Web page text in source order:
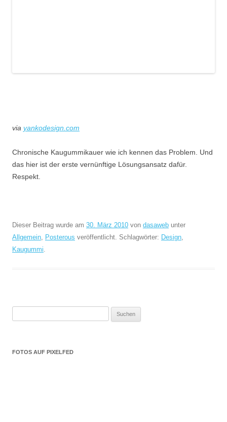
via yankodesign.com
Chronische Kaugummikauer wie ich kennen das Problem. Und
das hier ist der erste vernünftige Lösungsansatz dafür.
Respekt.
Dieser Beitrag wurde am 30. März 2010 von dasaweb unter
Allgemein, Posterous veröffentlicht. Schlagwörter: Design,
Kaugummi.
FOTOS AUF PIXELFED